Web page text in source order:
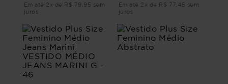
Em até 2x de R$ 79,95 sem
juros
Em até 2x de R$ 77,45 sem
juros